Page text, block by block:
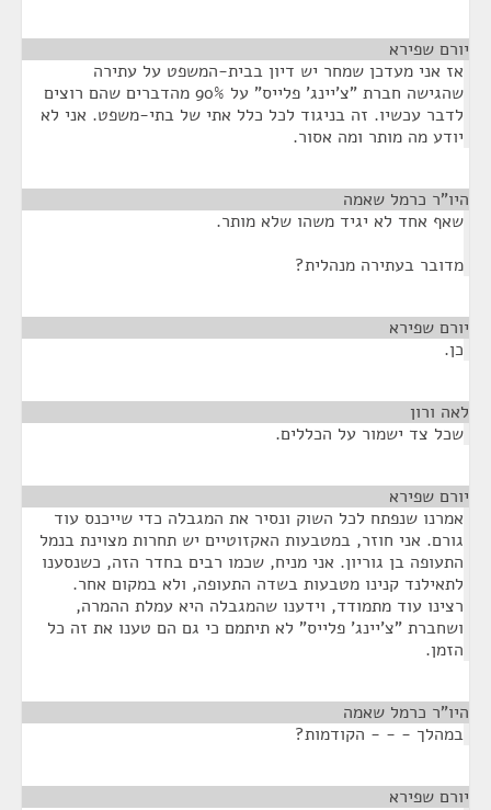
יורם שפירא
אז אני מעדכן שמחר יש דיון בבית-המשפט על עתירה
שהגישה חברת "צ'יינג' פלייס" על 90% מהדברים שהם רוצים
לדבר עכשיו. זה בניגוד לכל כלל אתי של בתי-משפט. אני לא
יודע מה מותר ומה אסור.
היו"ר כרמל שאמה
שאף אחד לא יגיד משהו שלא מותר.
מדובר בעתירה מנהלית?
יורם שפירא
כן.
לאה ורון
שכל צד ישמור על הכללים.
יורם שפירא
אמרנו שנפתח לכל השוק ונסיר את המגבלה כדי שייכנס עוד
גורם. אני חוזר, במטבעות האקזוטיים יש תחרות מצוינת בנמל
התעופה בן גוריון. אני מניח, שכמו רבים בחדר הזה, כשנסענו
לתאילנד קנינו מטבעות בשדה התעופה, ולא במקום אחר.
רצינו עוד מתמודד, וידענו שהמגבלה היא עמלת ההמרה,
ושחברת "צ'יינג' פלייס" לא תיתמם כי גם הם טענו את זה כל
הזמן.
היו"ר כרמל שאמה
במהלך - - - הקודמות?
יורם שפירא